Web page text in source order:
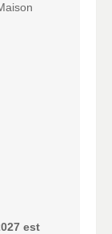
est